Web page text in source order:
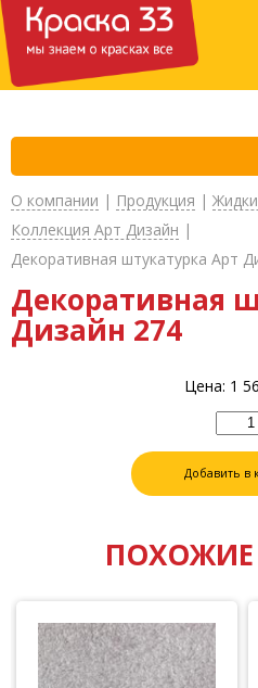
О компании | Продукция |
Коллекция Арт Дизайн |
Декоративная штукатурка Арт
Декоративная
Дизайн 274
Цена: 1
Добавить в